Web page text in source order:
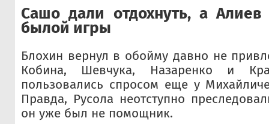
Сашо дали отдохнуть, а
былой игры
Блохин вернул в обойму давно не
Кобина, Шевчука, Назаренко и
пользовались спросом еще у
Правда, Русола неотступно
он уже был не помощник.